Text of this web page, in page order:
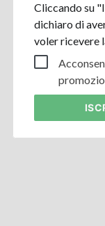
Cliccando su
dichiaro di
voler ricevere